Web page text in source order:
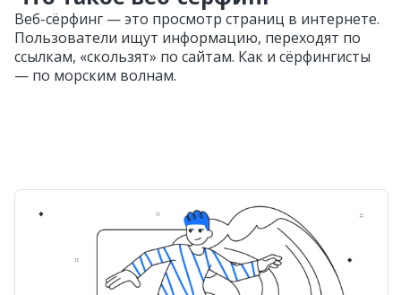
Веб-сёрфинг — это просмотр страниц в интернете.
Пользователи ищут информацию, переходят по
ссылкам, «скользят» по сайтам. Как и сёрфингисты
— по морским волнам.